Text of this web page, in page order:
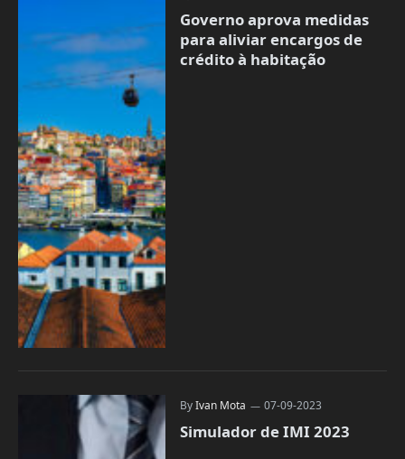
Governo aprova medidas
para aliviar encargos de
crédito à habitação
ByIvan Mota 07-09-2023
Simulador de IMI 2023